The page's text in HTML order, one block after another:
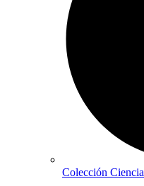
Colección Ciencia